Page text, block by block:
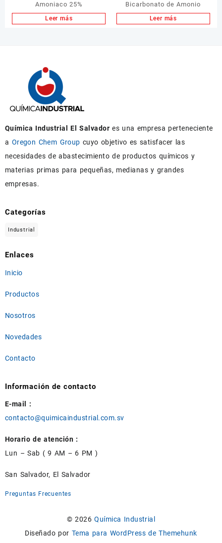
Amoniaco 25%
Leer más
Bicarbonato de Amonio
Leer más
Química Industrial El Salvador es una empresa perteneciente
a Oregon Chem Group cuyo objetivo es satisfacer las
necesidades de abastecimiento de productos químicos y
materias primas para pequeñas, medianas y grandes
empresas.
Categorías
Industrial
Enlaces
Inicio
Productos
Nosotros
Novedades
Contacto
Información de contacto
E-mail :
contacto@quimicaindustrial.com.sv
Horario de atención :
Lun – Sab ( 9 AM – 6 PM )
San Salvador, El Salvador
Preguntas Frecuentes
© 2026Química Industrial
Diseñado por Tema para WordPress de Themehunk